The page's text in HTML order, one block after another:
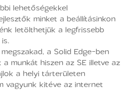
lehetőségekkel
minket a beállításinkon
letölthetjük a legfrissebb
a Solid Edge-ben
munkát hiszen az SE illetve az
a helyi tárterületen
vagyunk kitéve az internet